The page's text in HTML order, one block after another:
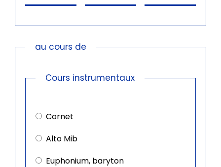
au cours de
Cours instrumentaux
instrumentaux
Cornet
Alto Mib
Euphonium, baryton